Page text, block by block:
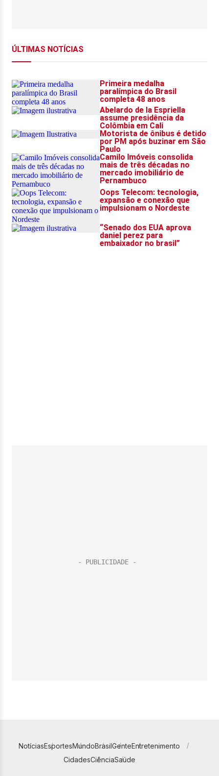
NotíciasEsportesMundoBrasilGenteEntretenimento
CidadesCiênciaSaúde